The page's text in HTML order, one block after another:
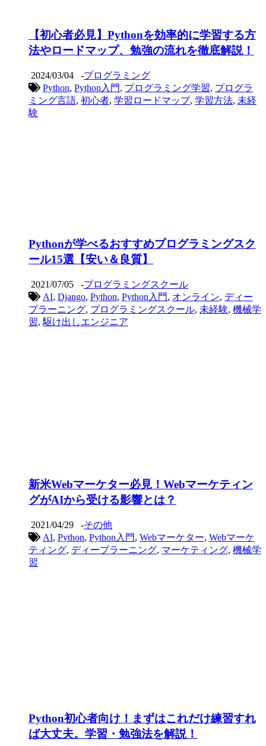
【初心者必見】Pythonを効率的に学習する方
法やロードマップ、勉強の流れを徹底解説！
2024/03/04 -プログラミング
Python, Python入門, プログラミング学習, プログラ
ミング言語, 初心者, 学習ロードマップ, 学習方法, 未経
験
Pythonが学べるおすすめプログラミングスク
ール15選【安い＆良質】
2021/07/05 -プログラミングスクール
AI, Django, Python, Python入門, オンライン, ディー
プラーニング, プログラミングスクール, 未経験, 機械学
習, 駆け出しエンジニア
新米Webマーケター必見！Webマーケティン
グがAIから受ける影響とは？
2021/04/29 -その他
AI, Python, Python入門, Webマーケター, Webマーケ
ティング, ディープラーニング, マーケティング, 機械学
習
Python初心者向け！まずはこれだけ練習すれ
ば大丈夫。学習・勉強法を解説！